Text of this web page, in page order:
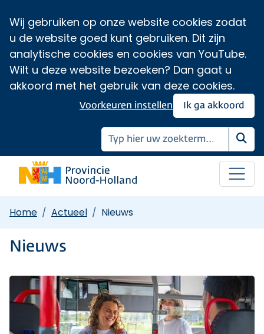
Wij gebruiken op onze website cookies zodat
u de website goed kunt gebruiken. Dit zijn
analytische cookies en cookies van YouTube.
Wilt u deze website bezoeken? Dan gaat u
akkoord met het gebruik van deze cookies.
Ik ga akkoord
Voorkeuren instellen
Home Actueel Nieuws
Nieuws